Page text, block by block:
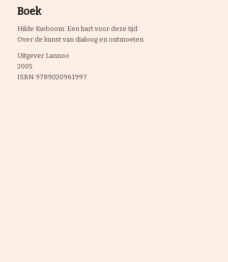
Boek
Hilde Kieboom: Een hart voor deze tijd
Over de kunst van dialoog en ontmoeten
Uitgever Lannoo
2005
ISBN 9789020961997